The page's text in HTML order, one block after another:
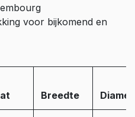
voor bijkomend en
Breedte